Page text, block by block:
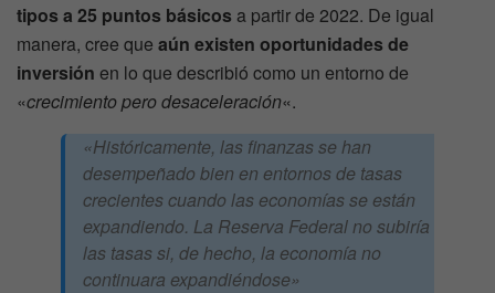
tipos a 25 puntos básicos a partir de 2022. De igual
manera, cree que aún existen oportunidades de
inversión en lo que describió como un entorno de
«crecimiento pero desaceleración«.
«Históricamente, las finanzas se han
desempeñado bien en entornos de tasas
crecientes cuando las economías se están
expandiendo. La Reserva Federal no subiría
las tasas si, de hecho, la economía no
continuara expandiéndose»